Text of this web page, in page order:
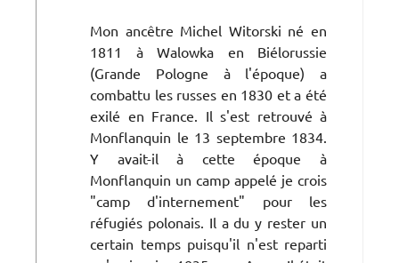
Mon ancêtre Michel Witorski né en
1811 à Walowka en Biélorussie
(Grande Pologne à l'époque) a
combattu les russes en 1830 et a été
exilé en France. Il s'est retrouvé à
Monflanquin le 13 septembre 1834.
Y avait-il à cette époque à
Monflanquin un camp appelé je crois
"camp d'internement" pour les
réfugiés polonais. Il a du y rester un
certain temps puisqu'il n'est reparti